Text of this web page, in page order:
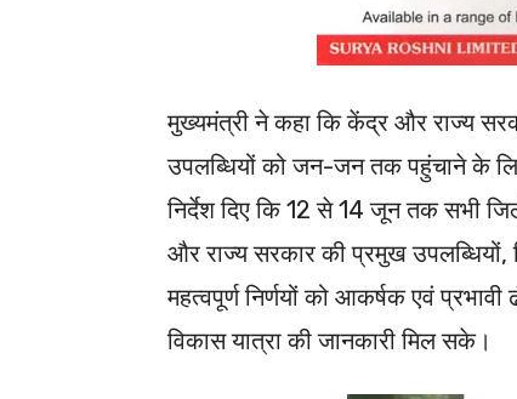
मुख्यमंत्री ने कहा कि केंद्र और राज्य
उपलब्धियों को जन-जन तक पहुंचाने के
निर्देश दिए कि 12 से 14 जून तक सभी
और राज्य सरकार की प्रमुख
महत्वपूर्ण निर्णयों को आकर्षक एवं
विकास यात्रा की जानकारी मिल सके।